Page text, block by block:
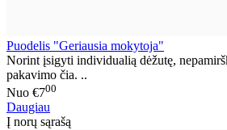
Puodelis "Geriausia mokytoja"
Norint įsigyti individualią dėžutę,
pakavimo čia. ..
Nuo €700
Daugiau
Į norų sąrašą